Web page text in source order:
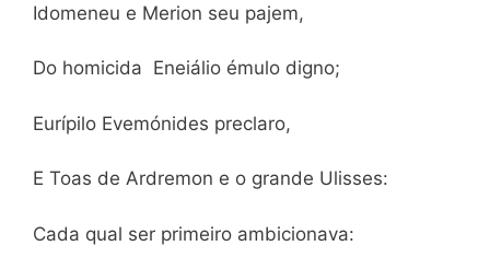
Idomeneu e Merion seu pajem,
Do homicida Eneiálio émulo digno;
Eurípilo Evemónides preclaro,
E Toas de Ardremon e o grande Ulisses:
Cada qual ser primeiro ambicionava: